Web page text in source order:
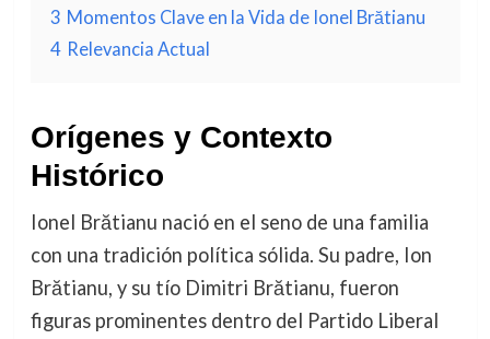
3 Momentos Clave en la Vida de Ionel Brătianu
4 Relevancia Actual
Orígenes y Contexto
Histórico
Ionel Brătianu nació en el seno de una familia
con una tradición política sólida. Su padre, Ion
Brătianu, y su tío Dimitri Brătianu, fueron
figuras prominentes dentro del Partido Liberal